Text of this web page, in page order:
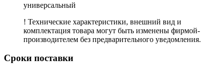
универсальный
! Технические характеристики, внешний вид и
комплектация товара могут быть изменены фирмой-
производителем без предварительного уведомления.
Сроки поставки